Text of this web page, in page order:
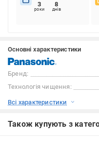
3
роки
8
днів
Основні характеристики
Бренд:
Технологія чищення:
Всі характеристики
Також купують з